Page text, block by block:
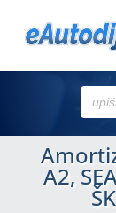
for:
A2,